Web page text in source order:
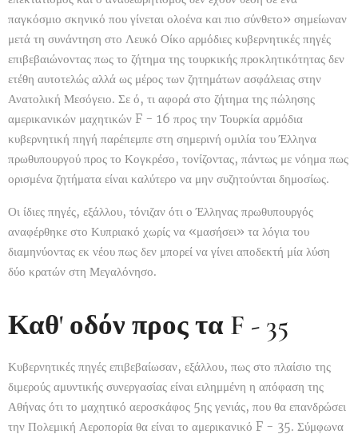
παγκόσμιο σκηνικό που γίνεται ολοένα και πιο σύνθετο» σημείωναν
μετά τη συνάντηση στο Λευκό Οίκο αρμόδιες κυβερνητικές πηγές
επιβεβαιώνοντας πως το ζήτημα της τουρκικής προκλητικότητας δεν
ετέθη αυτοτελώς αλλά ως μέρος των ζητημάτων ασφάλειας στην
Ανατολική Μεσόγειο. Σε ό, τι αφορά στο ζήτημα της πώλησης
αμερικανικών μαχητικών F - 16 προς την Τουρκία αρμόδια
κυβερνητική πηγή παρέπεμπε στη σημερινή ομιλία του Έλληνα
πρωθυπουργού προς το Κογκρέσο, τονίζοντας, πάντως με νόημα πως
ορισμένα ζητήματα είναι καλύτερο να μην συζητούνται δημοσίως.
Οι ίδιες πηγές, εξάλλου, τόνιζαν ότι ο Έλληνας πρωθυπουργός
αναφέρθηκε στο Κυπριακό χωρίς να «μασήσει» τα λόγια του
διαμηνύοντας εκ νέου πως δεν μπορεί να γίνει αποδεκτή μία λύση
δύο κρατών στη Μεγαλόνησο.
Καθ' οδόν προς τα F - 35
Κυβερνητικές πηγές επιβεβαίωσαν, εξάλλου, πως στο πλαίσιο της
διμερούς αμυντικής συνεργασίας είναι ειλημμένη η απόφαση της
Αθήνας ότι το μαχητικό αεροσκάφος 5ης γενιάς, που θα επανδρώσει
την Πολεμική Αεροπορία θα είναι το αμερικανικό F - 35. Σύμφωνα